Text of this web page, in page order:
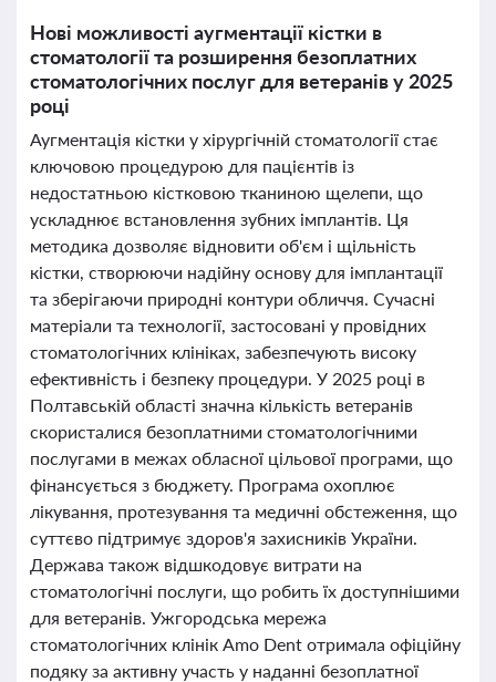
Нові можливості аугментації кістки в
стоматології та розширення безоплатних
стоматологічних послуг для ветеранів у 2025
році
Аугментація кістки у хірургічній стоматології стає
ключовою процедурою для пацієнтів із
недостатньою кістковою тканиною щелепи, що
ускладнює встановлення зубних імплантів. Ця
методика дозволяє відновити об'єм і щільність
кістки, створюючи надійну основу для імплантації
та зберігаючи природні контури обличчя. Сучасні
матеріали та технології, застосовані у провідних
стоматологічних клініках, забезпечують високу
ефективність і безпеку процедури. У 2025 році в
Полтавській області значна кількість ветеранів
скористалися безоплатними стоматологічними
послугами в межах обласної цільової програми, що
фінансується з бюджету. Програма охоплює
лікування, протезування та медичні обстеження, що
суттєво підтримує здоров'я захисників України.
Держава також відшкодовує витрати на
стоматологічні послуги, що робить їх доступнішими
для ветеранів. Ужгородська мережа
стоматологічних клінік Amo Dent отримала офіційну
подяку за активну участь у наданні безоплатної